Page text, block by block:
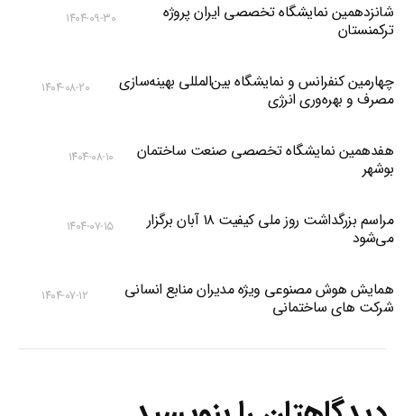
شانزدهمین نمایشگاه تخصصی ایران پروژه
ترکمنستان
۱۴۰۴-۰۹-۳۰
چهارمین کنفرانس و نمایشگاه بین‌المللی بهینه‌سازی
مصرف و بهره‌وری انرژی
۱۴۰۴-۰۸-۲۰
هفدهمین نمایشگاه تخصصی صنعت ساختمان
بوشهر
۱۴۰۴-۰۸-۱۰
مراسم بزرگداشت روز ملی کیفیت ۱۸ آبان برگزار
می‌شود
۱۴۰۴-۰۷-۱۵
همایش هوش مصنوعی ویژه مدیران منابع انسانی
شرکت های ساختمانی
۱۴۰۴-۰۷-۱۲